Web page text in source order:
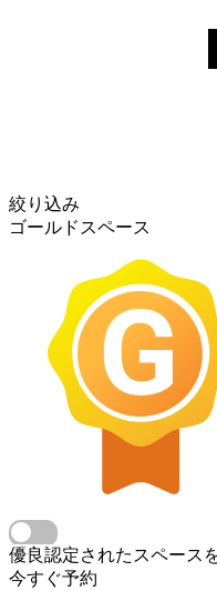
絞り込み
ゴールドスペース
優良認定されたスペース
今すぐ予約